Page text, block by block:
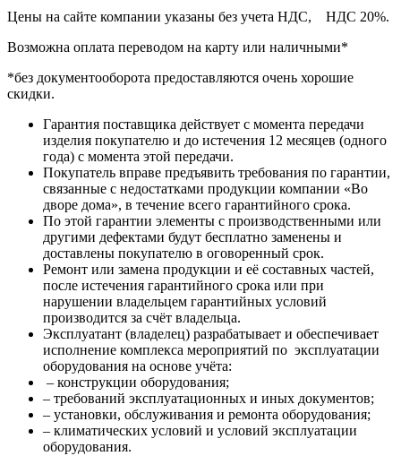
Цены на сайте компании указаны без учета НДС, НДС 20%.
Возможна оплата переводом на карту или наличными*
*без документооборота предоставляются очень хорошие
скидки.
Гарантия поставщика действует с момента передачи
изделия покупателю и до истечения 12 месяцев (одного
года) с момента этой передачи.
Покупатель вправе предъявить требования по гарантии,
связанные с недостатками продукции компании «Во
дворе дома», в течение всего гарантийного срока.
По этой гарантии элементы с производственными или
другими дефектами будут бесплатно заменены и
доставлены покупателю в оговоренный срок.
Ремонт или замена продукции и её составных частей,
после истечения гарантийного срока или при
нарушении владельцем гарантийных условий
производится за счёт владельца.
Эксплуатант (владелец) разрабатывает и обеспечивает
исполнение комплекса мероприятий по эксплуатации
оборудования на основе учёта:
– конструкции оборудования;
– требований эксплуатационных и иных документов;
– установки, обслуживания и ремонта оборудования;
– климатических условий и условий эксплуатации
оборудования.